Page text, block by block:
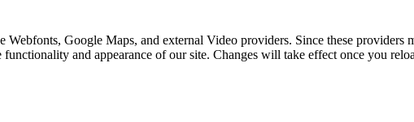
Webfonts, Google Maps, and external Video providers. Since these
and appearance of our site. Changes will take effect once you